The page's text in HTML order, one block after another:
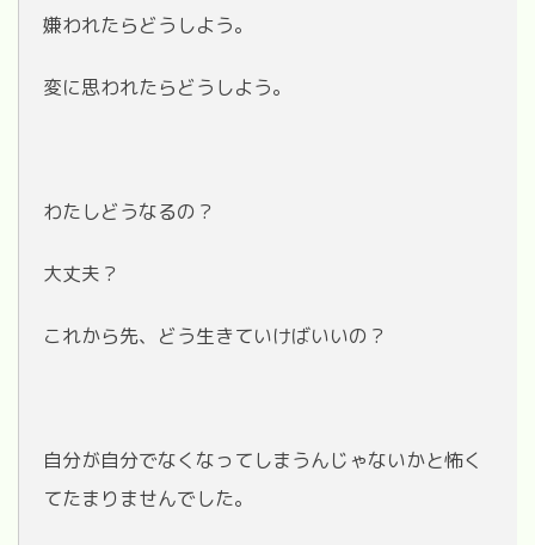
嫌われたらどうしよう。
変に思われたらどうしよう。
わたしどうなるの？
大丈夫？
これから先、どう生きていけばいいの？
自分が自分でなくなってしまうんじゃないかと怖く
てたまりませんでした。